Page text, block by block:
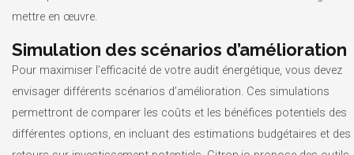
mettre en œuvre.
Simulation des scénarios d’amélioration
Pour maximiser l’efficacité de votre audit énergétique, vous devez
envisager différents scénarios d’amélioration. Ces simulations
permettront de comparer les coûts et les bénéfices potentiels des
différentes options, en incluant des estimations budgétaires et des